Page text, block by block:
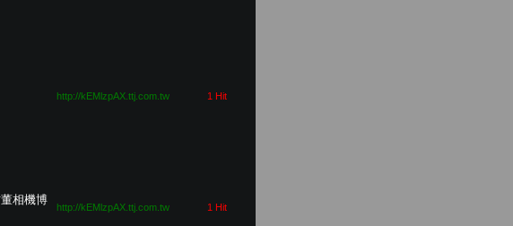
http://kEMlzpAX.ttj.com.tw 1 Hit
相機博
http://kEMlzpAX.ttj.com.tw 1 Hit